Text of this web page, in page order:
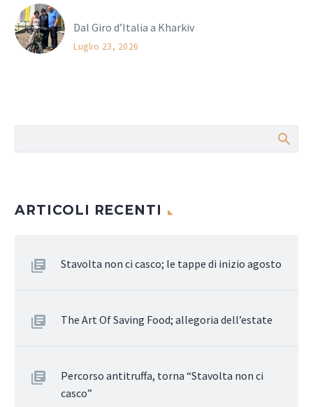
Dal Giro d’Italia a Kharkiv
Luglio 23, 2026
ARTICOLI RECENTI
Stavolta non ci casco; le tappe di inizio agosto
The Art Of Saving Food; allegoria dell’estate
Percorso antitruffa, torna “Stavolta non ci
casco”